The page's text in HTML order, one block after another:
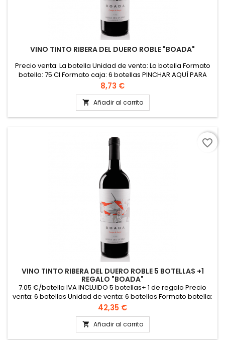
VINO TINTO RIBERA DEL DUERO ROBLE "BOADA"
Precio venta: La botella Unidad de venta: La botella Formato
botella: 75 Cl Formato caja: 6 botellas PINCHAR AQUÍ PARA
VER FICHA TÉCNICA
Precio
8,73 €
 Añadir al carrito
VINO TINTO RIBERA DEL DUERO ROBLE 5 BOTELLAS +1
REGALO "BOADA"
7.05 €/botella IVA INCLUIDO 5 botellas+ 1 de regalo Precio
venta: 6 botellas Unidad de venta: 6 botellas Formato botella:
75 Cl Formato caja: 6 botellas PINCHAR AQUÍ PARA VER FICHA
TÉCNICA
Precio
42,35 €
 Añadir al carrito
favorite_border